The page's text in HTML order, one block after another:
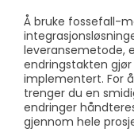
Å bruke fossefall-
leveransemetode,
endringstakten
implementert. For
trenger du en
endringer
gjennom hele